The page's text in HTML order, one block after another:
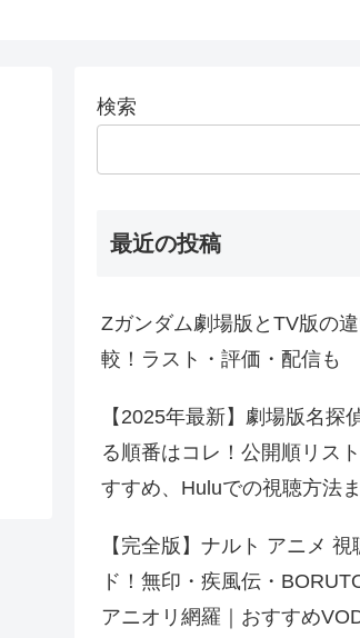
検索
最近の投稿
Zガンダム劇場版とTV版の
較！ラスト・評価・配信も
【2025年最新】劇場版名探
る順番はコレ！公開順リス
すすめ、Huluでの視聴方法
【完全版】ナルト アニメ 視
ド！無印・疾風伝・
アニオリ網羅｜おすすめ